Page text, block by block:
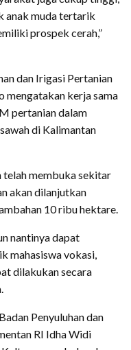
anak muda tertarik
prospek cerah,”
dan Irigasi Pertanian
mengatakan kerja sama
pertanian dalam
di Kalimantan
telah membuka sekitar
akan dilanjutkan
10 ribu hektare.
nantinya dapat
mahasiswa vokasi,
dilakukan secara
Penyuluhan dan
RI Idha Widi